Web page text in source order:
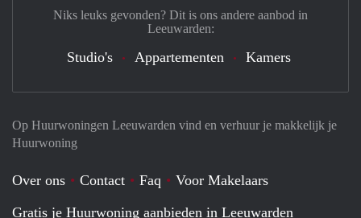
Op Huurwoningen Leeuwarden vind en verhuur je makkelijk je
Huurwoning
Over ons Contact Faq
Voor Makelaars
Gratis je Huurwoning aanbieden in Leeuwarden
Niks leuks gevonden? Dit is ons andere aanbod in
Leeuwarden:
Studio's Appartementen Kamers